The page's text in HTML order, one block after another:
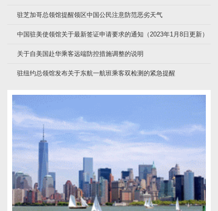
驻芝加哥总领馆提醒领区中国公民注意防范恶劣天气
中国驻美使领馆关于最新签证申请要求的通知（2023年1月8日更新）
关于自美国赴华乘客远端防控措施调整的说明
驻纽约总领馆发布关于东航一航班乘客双检测的紧急提醒